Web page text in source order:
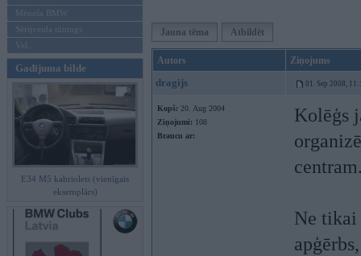
Mēneša BMW
Sērijveida tūnings
Vel...
Gadījuma bilde
E34 M5 kabriolets (vienīgais
eksemplārs)
Jauna tēma Atbildēt
Autors Ziņojums
dragijs 01. Sep 2008,
Kopš: 20. Aug 2004
Ziņojumi: 108
Braucu ar:
Kolēģs
Ne tikai